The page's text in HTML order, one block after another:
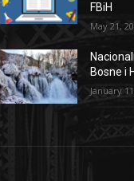
FBiH
May 21,
Bosne i
January